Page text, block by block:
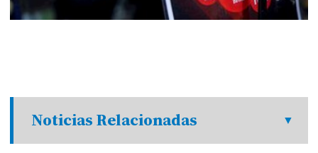
Noticias Relacionadas